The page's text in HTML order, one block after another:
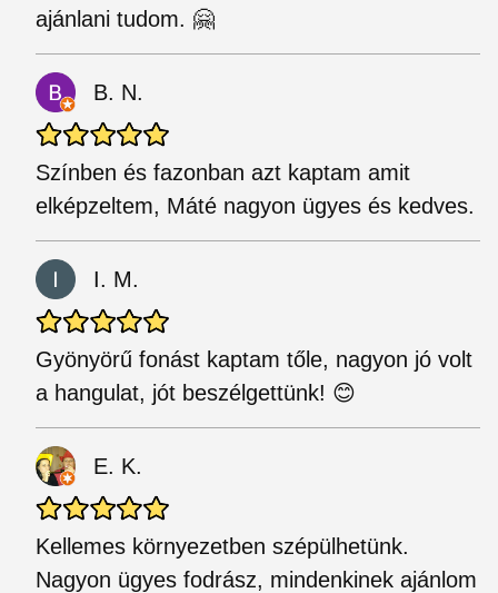
ajánlani tudom. 🤗
B. N.
Színben és fazonban azt kaptam amit
elképzeltem, Máté nagyon ügyes és kedves.
I. M.
Gyönyörű fonást kaptam tőle, nagyon jó volt
a hangulat, jót beszélgettünk! 😊
E. K.
Kellemes környezetben szépülhetünk.
Nagyon ügyes fodrász, mindenkinek ajánlom